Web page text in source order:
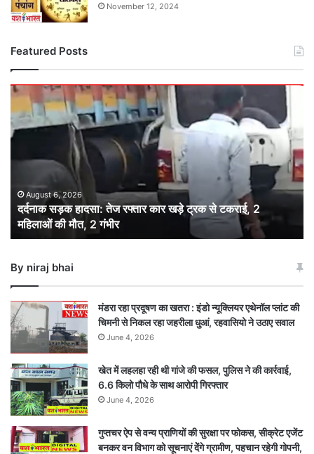
November 12, 2024
Featured Posts
दर्दनाक
हादसा:
तेज
कार
ट्रक
टकराई,
2
की
गंभीर
August 6, 2026
दर्दनाक सड़क हादसा: तेज रफ्तार कार खड़े ट्रक से टकराई, 2
महिलाओं की मौत, 2 गंभीर
By niraj bhai
मंडरा रहा प्रदूषण का खतरा : इंडो न्यूक्लियर एथेनॉल प्लांट की
चिमनी से निकल रहा जहरीला धुआं, रहवासियो ने उठाए सवाल
June 4, 2026
खेत में लहलहा रही थी गांजे की फसल, पुलिस ने की कार्रवाई,
6.6 किलो पौधे के साथ आरोपी गिरफ्तार
June 4, 2026
गुप्तचर ऐप से वन्य प्राणियों की सुरक्षा पर फोकस, सीक्रेट एजेंट
बनकर वन विभाग को सूचनाएं देेंगे ग्रामीण, पहचान रहेगी गोपनी,